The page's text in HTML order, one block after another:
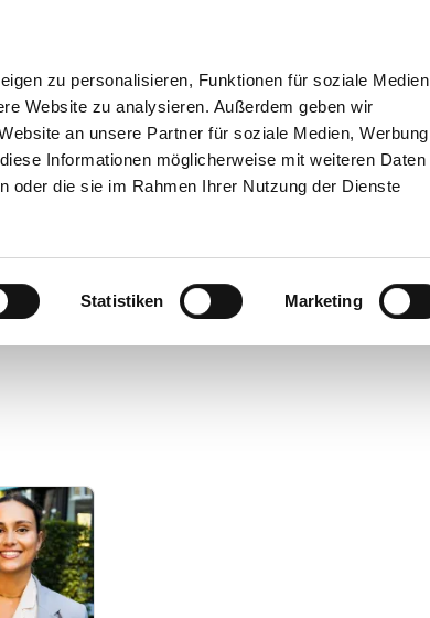
zu personalisieren, Funktionen für soziale Medien
Website zu analysieren. Außerdem geben wir
an unsere Partner für soziale Medien, Werbung
Informationen möglicherweise mit weiteren Daten
oder die sie im Rahmen Ihrer Nutzung der Dienste
Statistiken Marketing
bei wuddi